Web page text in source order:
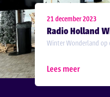
21 december 2023
Radio Holland
Winter Wonderland op
Lees meer